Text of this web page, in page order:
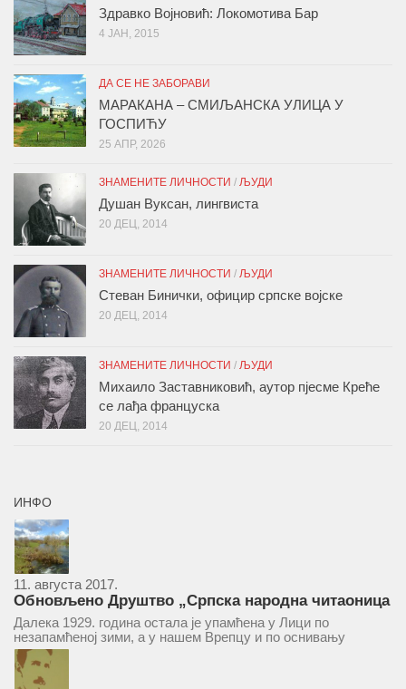
Здравко Војновић: Локомотива Бар
4 ЈАН, 2015
ДА СЕ НЕ ЗАБОРАВИ
МАРАКАНА – СМИЉАНСКА УЛИЦА У
ГОСПИЋУ
25 АПР, 2026
ЗНАМЕНИТЕ ЛИЧНОСТИ / ЉУДИ
Душан Вуксан, лингвиста
20 ДЕЦ, 2014
ЗНАМЕНИТЕ ЛИЧНОСТИ / ЉУДИ
Стеван Бинички, официр српске војске
20 ДЕЦ, 2014
ЗНАМЕНИТЕ ЛИЧНОСТИ / ЉУДИ
Михаило Заставниковић, аутор пјесме Креће
се лађа француска
20 ДЕЦ, 2014
ИНФО
11. августа 2017.
Обновљено Друштво „Српска народна читаоница
и књижница“ у Врепцу
Далека 1929. година остала је упамћена у Лици по
незапамћеној зими, а у нашем Врепцу и по оснивању
Друштва „Српска народна читаоница и књижница у
Врепцу“. Потакнути потребом за културним и духовним
уздизањем група...